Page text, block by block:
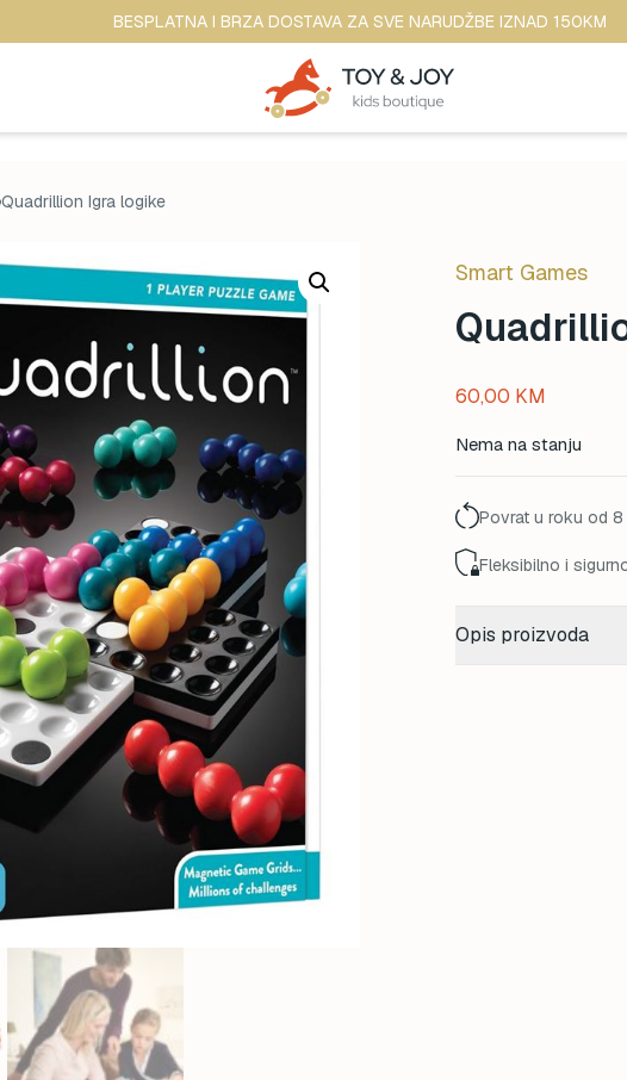
BESPLATNA I BRZA DOSTAVA ZA SVE NARUDŽBE IZNAD 150KM
Quadrillion Igra logike
Smart Games
60,00 KM
Nema na stanju
Povrat u roku od 8
Fleksibilno i
Opis proizvoda